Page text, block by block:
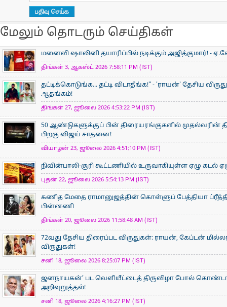
மேலும் தொடரும் செய்திகள்
மனைவி ஷாலினி தயாரிப்பில் நடிக்கும் அஜித்குமார்! -
திங்கள் 3, ஆகஸ்ட் 2026 7:58:11 PM (IST)
தட்டிக்கொடுங்க... தட்டி விடாதீங்க!" - 'ராயன்' தேசிய
ஆதங்கம்!
திங்கள் 27, ஜூலை 2026 4:53:22 PM (IST)
50 ஆண்டுகளுக்குப் பின் திரையரங்குகளில் முதல்வரின்
பிறகு விஜய் சாதனை!
வியாழன் 23, ஜூலை 2026 4:51:10 PM (IST)
நிவின்பாலி-சூரி கூட்டணியில் உருவாகியுள்ள ஏழு கடல்
புதன் 22, ஜூலை 2026 5:54:13 PM (IST)
கணித மேதை ராமானுஜத்தின் கொள்ளுப் பேத்தியா
பின்னணி
திங்கள் 20, ஜூலை 2026 11:58:48 AM (IST)
72வது தேசிய திரைப்பட விருதுகள்: ராயன், கேப்டன்
விருதுகள்!
சனி 18, ஜூலை 2026 8:25:07 PM (IST)
ஜனநாயகன்’ பட வெளியீட்டைத் திருவிழா போல்
அறிவுறுத்தல்!
சனி 18, ஜூலை 2026 4:16:27 PM (IST)